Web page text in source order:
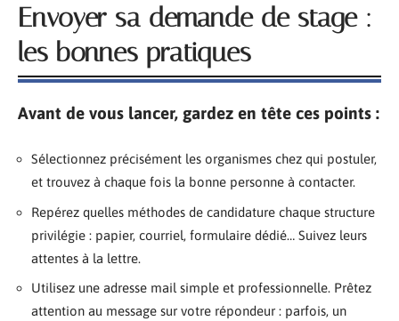
Envoyer sa demande de stage :
les bonnes pratiques
Avant de vous lancer, gardez en tête ces points :
Sélectionnez précisément les organismes chez qui postuler,
et trouvez à chaque fois la bonne personne à contacter.
Repérez quelles méthodes de candidature chaque structure
privilégie : papier, courriel, formulaire dédié… Suivez leurs
attentes à la lettre.
Utilisez une adresse mail simple et professionnelle. Prêtez
attention au message sur votre répondeur : parfois, un